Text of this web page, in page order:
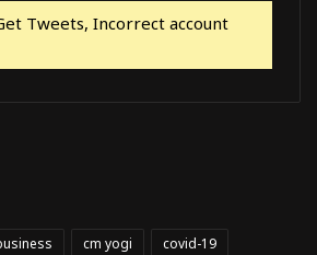
Tweets, Incorrect account
cm yogi covid-19